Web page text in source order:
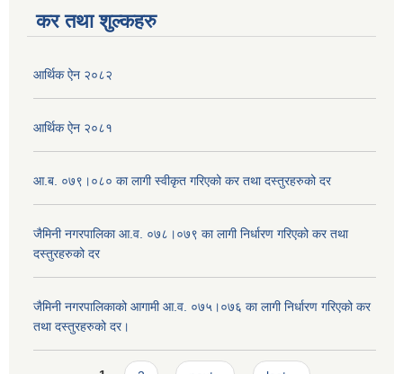
कर तथा शुल्कहरु
आर्थिक ऐन २०८२
आर्थिक ऐन २०८१
आ.ब. ०७९।०८० का लागी स्वीकृत गरिएको कर तथा दस्तुरहरुको दर
जैमिनी नगरपालिका आ.व. ०७८।०७९ का लागी निर्धारण गरिएको कर तथा
दस्तुरहरुको दर
जैमिनी नगरपालिकाको आगामी आ.व. ०७५।०७६ का लागी निर्धारण गरिएको कर
तथा दस्तुरहरुको दर।